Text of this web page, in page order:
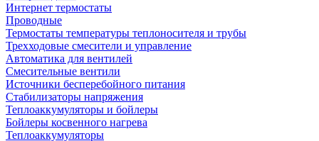
Интернет термостаты
Проводные
Термостаты температуры теплоносителя и трубы
Трехходовые смесители и управление
Автоматика для вентилей
Смесительные вентили
Источники бесперебойного питания
Стабилизаторы напряжения
Теплоаккумуляторы и бойлеры
Бойлеры косвенного нагрева
Теплоаккумуляторы